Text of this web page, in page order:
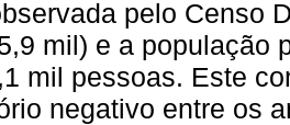
pelo Censo
mil) e a população
mil pessoas. Este
negativo entre os